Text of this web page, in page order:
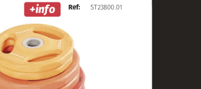
Ref: ST23800.01